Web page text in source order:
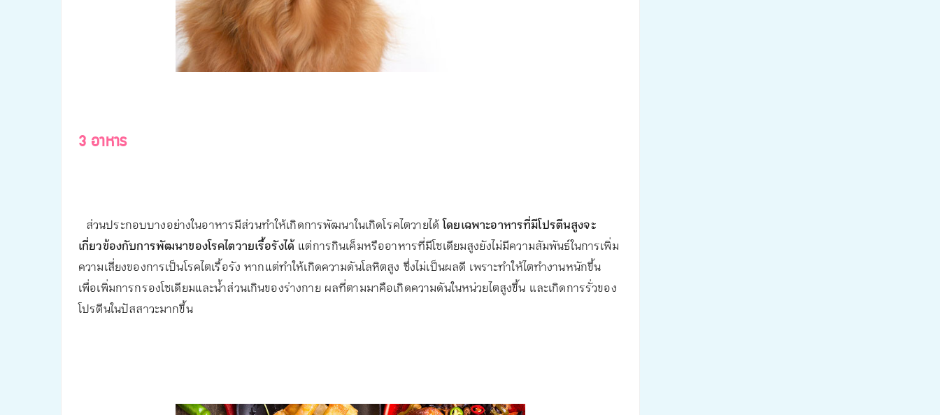
3 อาหาร
ส่วนประกอบบางอย่างในอาหารมีส่วนทำให้เกิดการพัฒนาในเกิดโรคไตวายได้โดยเฉพาะอาหารที่มีโปรตีนสูงจะ
เกี่ยวข้องกับการพัฒนาของโรคไตวายเรื้อรังได้ แต่การกินเค็มหรืออาหารที่มีโซเดียมสูงยังไม่มีความสัมพันธ์ในการเพิ่ม
ความเสี่ยงของการเป็นโรคไตเรื้อรัง หากแต่ทำให้เกิดความดันโลหิตสูง ซึ่งไม่เป็นผลดี เพราะทำให้ไตทำงานหนักขึ้น
เพื่อเพิ่มการกรองโซเดียมและน้ำส่วนเกินของร่างกาย ผลที่ตามมาคือเกิดความดันในหน่วยไตสูงขึ้น และเกิดการรั่วของ
โปรตีนในปัสสาวะมากขึ้น